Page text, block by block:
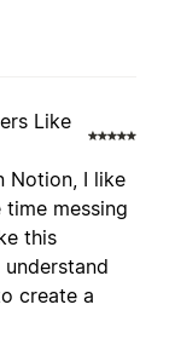
Like
Notion, I like
messing
this
create a